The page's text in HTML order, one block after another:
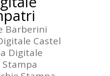
Barberini
Castel
Digitale
Stampa